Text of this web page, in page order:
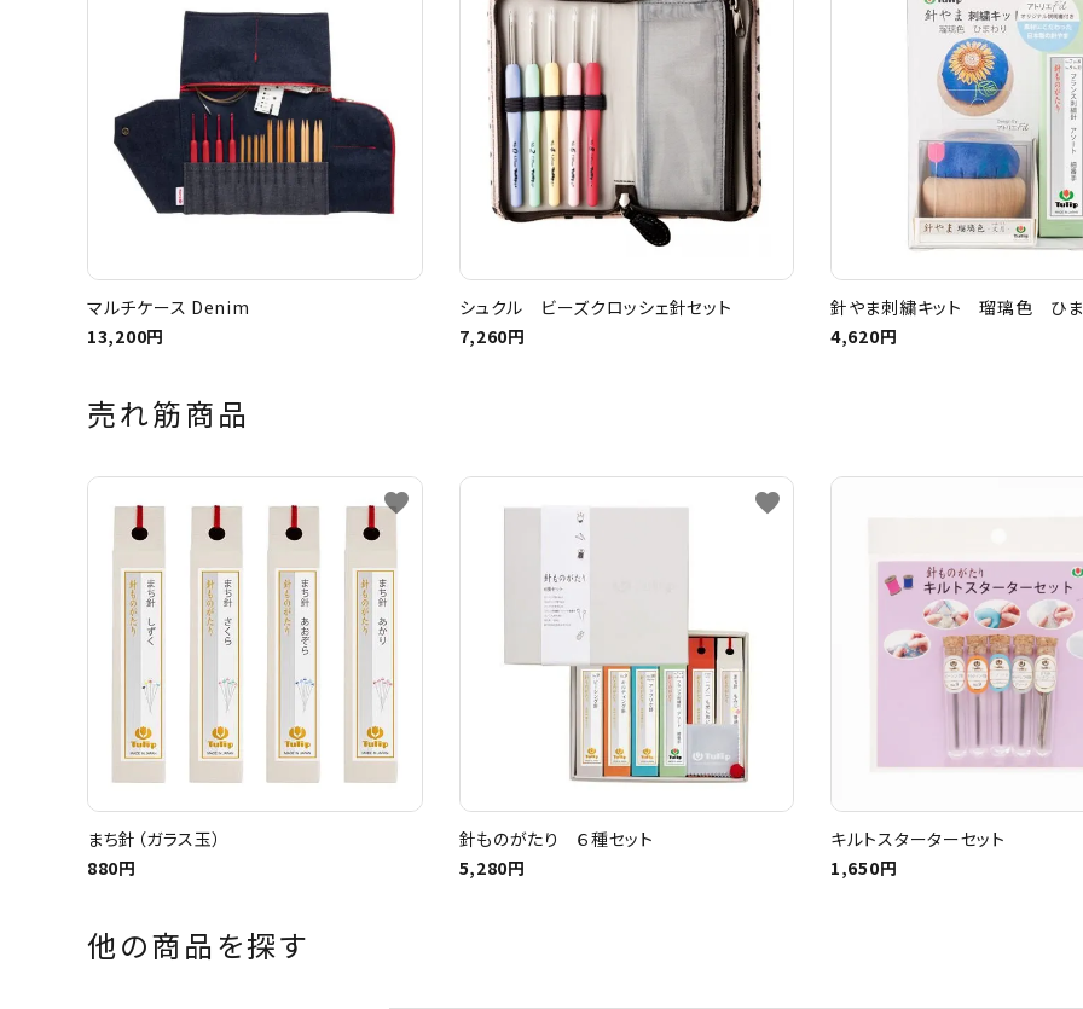
マルチケース Denim
13,200円
シュクル ビーズクロッシェ針セット
7,260円
針やま刺繍キット 瑠璃色 ひ
4,620円
売れ筋商品
まち針（ガラス玉）
880円
favorite
針ものがたり ６種セット
5,280円
favorite
キルトスターターセット
1,650円
他の商品を探す